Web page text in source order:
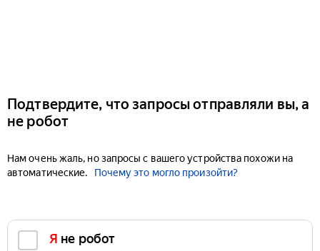
Подтвердите, что запросы отправляли вы, а
не робот
Нам очень жаль, но запросы с вашего устройства похожи на
автоматические.
Почему это могло произойти?
Я не робот